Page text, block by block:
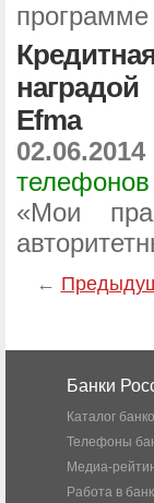
Efma
02.06.2014
«Мои
←
Банки
Каталог
Телефоны
Медиа-
Работа в